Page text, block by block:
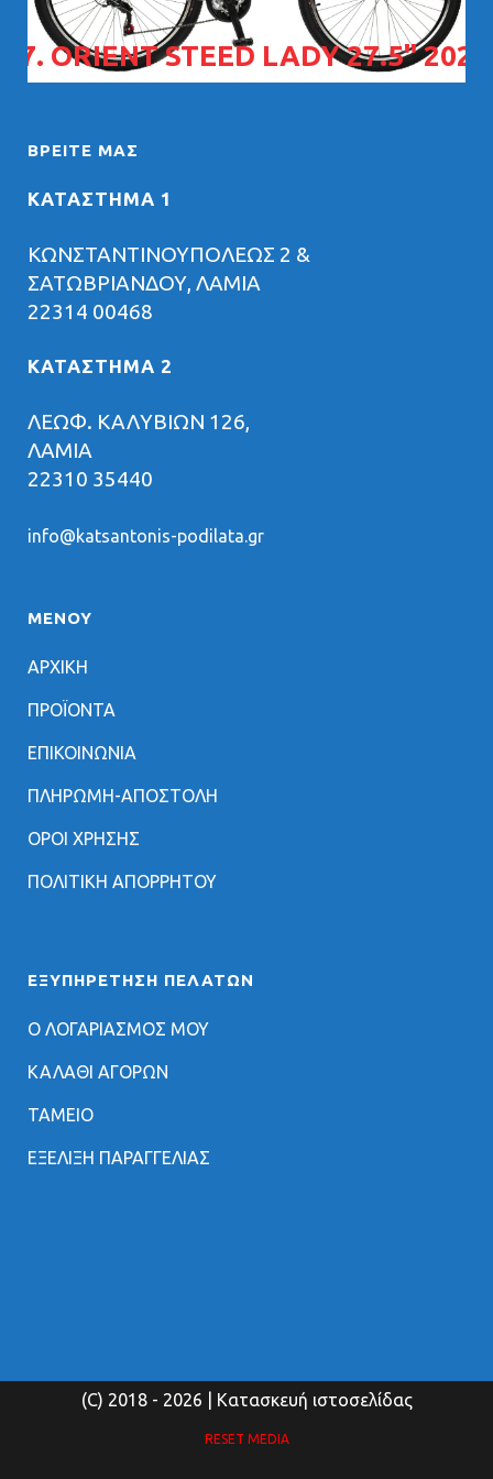
07. ORIENT STEED LADY 27.5" 2026
ΒΡΕΊΤΕ ΜΑΣ
ΚΑΤΑΣΤΗΜΑ 1
ΚΩΝΣΤΑΝΤΙΝΟΥΠΟΛΕΩΣ 2 &
ΣΑΤΩΒΡΙΑΝΔΟΥ, ΛΑΜΙΑ
22314 00468
ΚΑΤΑΣΤΗΜΑ 2
ΛΕΩΦ. ΚΑΛΥΒΙΩΝ 126,
ΛΑΜΙΑ
22310 35440
info@katsantonis-podilata.gr
ΜΕΝΟΥ
ΑΡΧΙΚΗ
ΠΡΟΪΟΝΤΑ
ΕΠΙΚΟΙΝΩΝΙΑ
ΠΛΗΡΩΜΗ-ΑΠΟΣΤΟΛΗ
ΟΡΟΙ ΧΡΗΣΗΣ
ΠΟΛΙΤΙΚΗ ΑΠΟΡΡΗΤΟΥ
ΕΞΥΠΗΡΈΤΗΣΗ ΠΕΛΑΤΏΝ
Ο ΛΟΓΑΡΙΑΣΜΟΣ ΜΟΥ
ΚΑΛΑΘΙ ΑΓΟΡΩΝ
ΤΑΜΕΙΟ
ΕΞΕΛΙΞΗ ΠΑΡΑΓΓΕΛΙΑΣ
(C) 2018 - 2026 | Κατασκευή ιστοσελίδας
RESET MEDIA